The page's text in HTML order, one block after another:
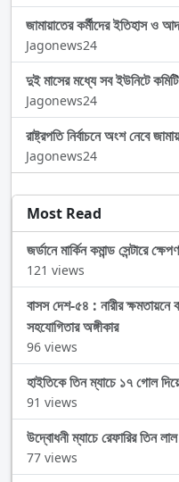
জামায়াতের কর্মীদের ইতিহাস ও
Jagonews24
দুই মাসের মধ্যে সব ইউনিটে
Jagonews24
রাষ্ট্রপতি নির্বাচনে অংশ নেবে
Jagonews24
Most Read
জর্ডানে মার্কিন কমান্ড সেন্টারে
121 views
বাসস দেশ-৫৪ : নারীর ক্ষমতায়নে
সহযোগিতার অঙ্গীকার
96 views
হাইতিকে তিন ম্যাচে ১৭ গোল
91 views
উদ্বোধনী ম্যাচে রেফারির তিন
77 views